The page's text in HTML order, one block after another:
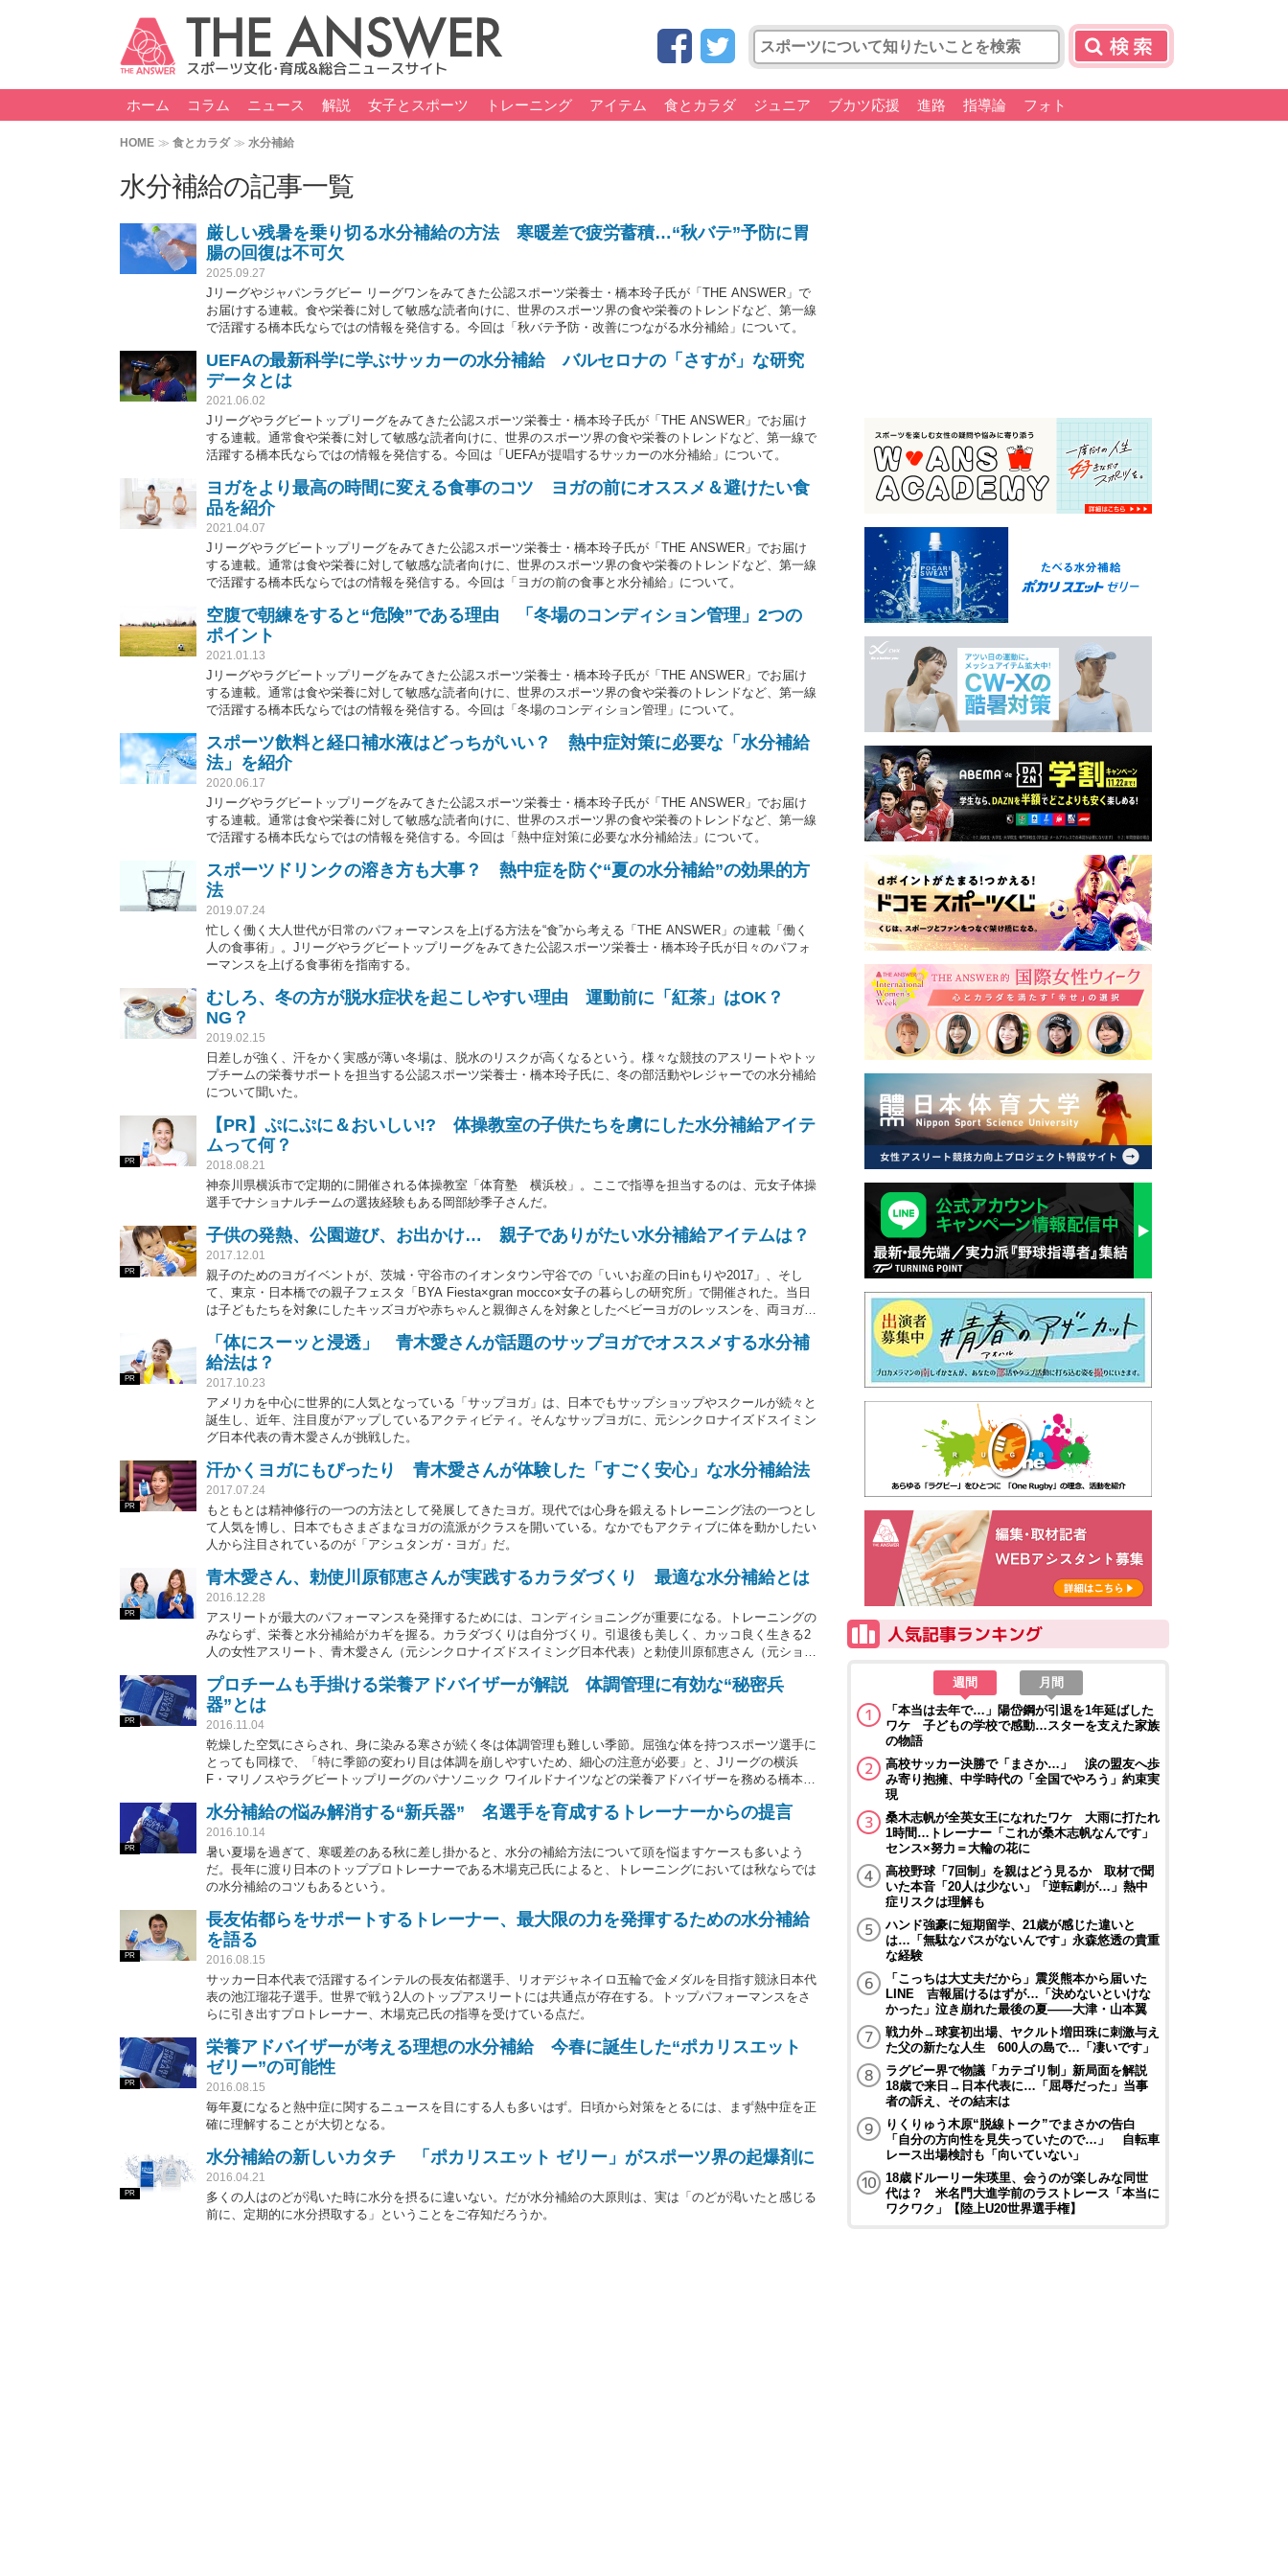
ホーム コラム ニュース 解説 女子とスポーツ トレーニング アイテム 食とカラダ ジュニア ブカツ応援 進路 指導論 フォト
HOME 食とカラダ 水分補給
水分補給の記事一覧
厳しい残暑を乗り切る水分補給の方法 寒暖差で疲労蓄積…“秋バテ”予防に胃
腸の回復は不可欠
2025.09.27
Jリーグやジャパンラグビー リーグワンをみてきた公認スポーツ栄養士・橋本玲子氏が「THE ANSWER」で
お届けする連載。食や栄養に対して敏感な読者向けに、世界のスポーツ界の食や栄養のトレンドなど、第一線
で活躍する橋本氏ならではの情報を発信する。今回は「秋バテ予防・改善につながる水分補給」について。
UEFAの最新科学に学ぶサッカーの水分補給 バルセロナの「さすが」な研究
データとは
2021.06.02
Jリーグやラグビートップリーグをみてきた公認スポーツ栄養士・橋本玲子氏が「THE ANSWER」でお届け
する連載。通常食や栄養に対して敏感な読者向けに、世界のスポーツ界の食や栄養のトレンドなど、第一線で
活躍する橋本氏ならではの情報を発信する。今回は「UEFAが提唱するサッカーの水分補給」について。
ヨガをより最高の時間に変える食事のコツ ヨガの前にオススメ＆避けたい食
品を紹介
2021.04.07
Jリーグやラグビートップリーグをみてきた公認スポーツ栄養士・橋本玲子氏が「THE ANSWER」でお届け
する連載。通常は食や栄養に対して敏感な読者向けに、世界のスポーツ界の食や栄養のトレンドなど、第一線
で活躍する橋本氏ならではの情報を発信する。今回は「ヨガの前の食事と水分補給」について。
空腹で朝練をすると“危険”である理由 「冬場のコンディション管理」2つの
ポイント
2021.01.13
Jリーグやラグビートップリーグをみてきた公認スポーツ栄養士・橋本玲子氏が「THE ANSWER」でお届け
する連載。通常は食や栄養に対して敏感な読者向けに、世界のスポーツ界の食や栄養のトレンドなど、第一線
で活躍する橋本氏ならではの情報を発信する。今回は「冬場のコンディション管理」について。
スポーツ飲料と経口補水液はどっちがいい？ 熱中症対策に必要な「水分補給
法」を紹介
2020.06.17
Jリーグやラグビートップリーグをみてきた公認スポーツ栄養士・橋本玲子氏が「THE ANSWER」でお届け
する連載。通常は食や栄養に対して敏感な読者向けに、世界のスポーツ界の食や栄養のトレンドなど、第一線
で活躍する橋本氏ならではの情報を発信する。今回は「熱中症対策に必要な水分補給法」について。
スポーツドリンクの溶き方も大事？ 熱中症を防ぐ“夏の水分補給”の効果的方
法
2019.07.24
忙しく働く大人世代が日常のパフォーマンスを上げる方法を“食”から考える「THE ANSWER」の連載「働く
人の食事術」。Jリーグやラグビートップリーグをみてきた公認スポーツ栄養士・橋本玲子氏が日々のパフォ
ーマンスを上げる食事術を指南する。
むしろ、冬の方が脱水症状を起こしやすい理由 運動前に「紅茶」はOK？
NG？
2019.02.15
日差しが強く、汗をかく実感が薄い冬場は、脱水のリスクが高くなるという。様々な競技のアスリートやトッ
プチームの栄養サポートを担当する公認スポーツ栄養士・橋本玲子氏に、冬の部活動やレジャーでの水分補給
について聞いた。
PR
【PR】ぷにぷに＆おいしい!? 体操教室の子供たちを虜にした水分補給アイテ
ムって何？
2018.08.21
神奈川県横浜市で定期的に開催される体操教室「体育塾 横浜校」。ここで指導を担当するのは、元女子体操
選手でナショナルチームの選抜経験もある岡部紗季子さんだ。
PR
子供の発熱、公園遊び、お出かけ… 親子でありがたい水分補給アイテムは？
2017.12.01
親子のためのヨガイベントが、茨城・守谷市のイオンタウン守谷での「いいお産の日inもりや2017」、そし
て、東京・日本橋での親子フェスタ「BYA Fiesta×gran mocco×女子の暮らしの研究所」で開催された。当日
は子どもたちを対象にしたキッズヨガや赤ちゃんと親御さんを対象としたベビーヨガのレッスンを、両ヨガの
んの子どもたちと家族が集まった。
PR
「体にスーッと浸透」 青木愛さんが話題のサップヨガでオススメする水分補
給法は？
2017.10.23
アメリカを中心に世界的に人気となっている「サップヨガ」は、日本でもサップショップやスクールが続々と
誕生し、近年、注目度がアップしているアクティビティ。そんなサップヨガに、元シンクロナイズドスイミン
グ日本代表の青木愛さんが挑戦した。
PR
汗かくヨガにもぴったり 青木愛さんが体験した「すごく安心」な水分補給法
2017.07.24
もともとは精神修行の一つの方法として発展してきたヨガ。現代では心身を鍛えるトレーニング法の一つとし
て人気を博し、日本でもさまざまなヨガの流派がクラスを開いている。なかでもアクティブに体を動かしたい
人から注目されているのが「アシュタンガ・ヨガ」だ。
PR
青木愛さん、勅使川原郁恵さんが実践するカラダづくり 最適な水分補給とは
2016.12.28
アスリートが最大のパフォーマンスを発揮するためには、コンディショニングが重要になる。トレーニングの
みならず、栄養と水分補給がカギを握る。カラダづくりは自分づくり。引退後も美しく、カッコ良く生きる2
人の女性アスリート、青木愛さん（元シンクロナイズドスイミング日本代表）と勅使川原郁恵さん（元ショー
PR
プロチームも手掛ける栄養アドバイザーが解説 体調管理に有効な“秘密兵
器”とは
2016.11.04
乾燥した空気にさらされ、身に染みる寒さが続く冬は体調管理も難しい季節。屈強な体を持つスポーツ選手に
とっても同様で、「特に季節の変わり目は体調を崩しやすいため、細心の注意が必要」と、Jリーグの横浜
F・マリノスやラグビートップリーグのパナソニック ワイルドナイツなどの栄養アドバイザーを務める橋本玲
PR
水分補給の悩み解消する“新兵器” 名選手を育成するトレーナーからの提言
2016.10.14
暑い夏場を過ぎて、寒暖差のある秋に差し掛かると、水分の補給方法について頭を悩ますケースも多いよう
だ。長年に渡り日本のトッププロトレーナーである木場克己氏によると、トレーニングにおいては秋ならでは
の水分補給のコツもあるという。
PR
長友佑都らをサポートするトレーナー、最大限の力を発揮するための水分補給
を語る
2016.08.15
サッカー日本代表で活躍するインテルの長友佑都選手、リオデジャネイロ五輪で金メダルを目指す競泳日本代
表の池江瑠花子選手。世界で戦う2人のトップアスリートには共通点が存在する。トップパフォーマンスをさ
らに引き出すプロトレーナー、木場克己氏の指導を受けている点だ。
PR
栄養アドバイザーが考える理想の水分補給 今春に誕生した“ポカリスエット
ゼリー”の可能性
2016.08.15
毎年夏になると熱中症に関するニュースを目にする人も多いはず。日頃から対策をとるには、まず熱中症を正
確に理解することが大切となる。
PR
水分補給の新しいカタチ 「ポカリスエット ゼリー」がスポーツ界の起爆剤に
2016.04.21
多くの人はのどが渇いた時に水分を摂るに違いない。だが水分補給の大原則は、実は「のどが渇いたと感じる
前に、定期的に水分摂取する」ということをご存知だろうか。
週間
月間
「本当は去年で…」陽岱鋼が引退を1年延ばした
ワケ 子どもの学校で感動…スターを支えた家族
の物語
高校サッカー決勝で「まさか…」 涙の盟友へ歩
み寄り抱擁、中学時代の「全国でやろう」約束実
現
桑木志帆が全英女王になれたワケ 大雨に打たれ
1時間…トレーナー「これが桑木志帆なんです」
センス×努力＝大輪の花に
高校野球「7回制」を親はどう見るか 取材で聞
いた本音「20人は少ない」「逆転劇が…」熱中
症リスクは理解も
ハンド強豪に短期留学、21歳が感じた違いと
は…「無駄なパスがないんです」永森悠透の貴重
な経験
「こっちは大丈夫だから」震災熊本から届いた
LINE 吉報届けるはずが…「決めないといけな
かった」泣き崩れた最後の夏――大津・山本翼
戦力外→球宴初出場、ヤクルト増田珠に刺激与え
た父の新たな人生 600人の島で…「凄いです」
ラグビー界で物議「カテゴリ制」新局面を解説
18歳で来日→日本代表に…「屈辱だった」当事
者の訴え、その結末は
りくりゅう木原“脱線トーク”でまさかの告白
「自分の方向性を見失っていたので…」 自転車
レース出場検討も「向いていない」
18歳ドルーリー朱瑛里、会うのが楽しみな同世
代は？ 米名門大進学前のラストレース「本当に
ワクワク」【陸上U20世界選手権】